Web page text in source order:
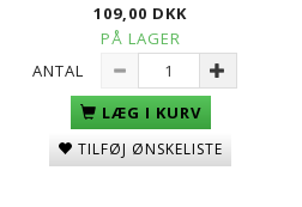
109,00 DKK
PÅ LAGER
ANTAL
LÆG I KURV
TILFØJ ØNSKELISTE